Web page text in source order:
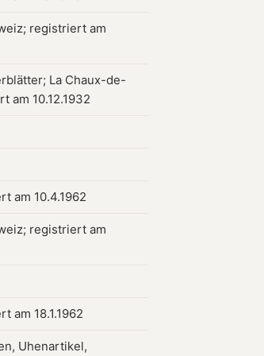
registriert am
La Chaux-de-
am 10.12.1932
am 10.4.1962
registriert am
am 18.1.1962
Uhenartikel,